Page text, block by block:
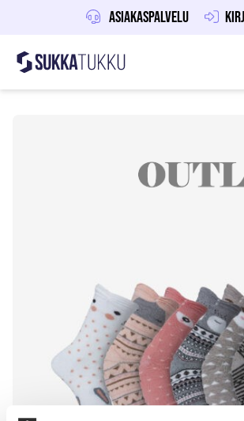
Asiakaspalvelu
Hoppa till innehåll
Sukkatukku